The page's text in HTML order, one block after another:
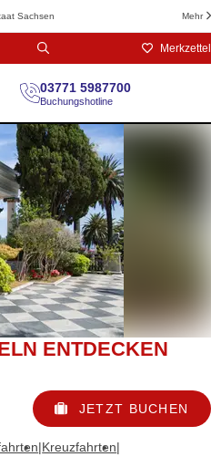
Sachsen Mehr
Merkzettel
03771 5987700
Buchungshotline
ENTDECKEN
JETZT BUCHEN
|Kreuzfahrten|